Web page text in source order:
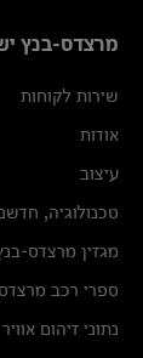
מרצדס-בנץ
שירות לקוחות
אודות
עיצוב
טכנולוגיה,
מגזין מרצדס-
ספרי רכב
נתוני זיהום